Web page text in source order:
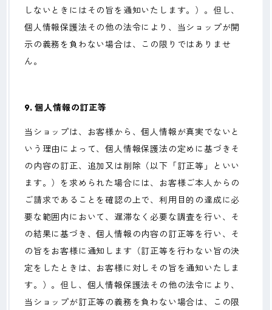
しないときにはその旨を通知いたします。）。但し、
個人情報保護法その他の法令により、当ショップが開
示の義務を負わない場合は、この限りではありませ
ん。
9. 個人情報の訂正等
当ショップは、お客様から、個人情報が真実でないと
いう理由によって、個人情報保護法の定めに基づきそ
の内容の訂正、追加又は削除（以下「訂正等」といい
ます。）を求められた場合には、お客様ご本人からの
ご請求であることを確認の上で、利用目的の達成に必
要な範囲内において、遅滞なく必要な調査を行い、そ
の結果に基づき、個人情報の内容の訂正等を行い、そ
の旨をお客様に通知します（訂正等を行わない旨の決
定をしたときは、お客様に対しその旨を通知いたしま
す。）。但し、個人情報保護法その他の法令により、
当ショップが訂正等の義務を負わない場合は、この限